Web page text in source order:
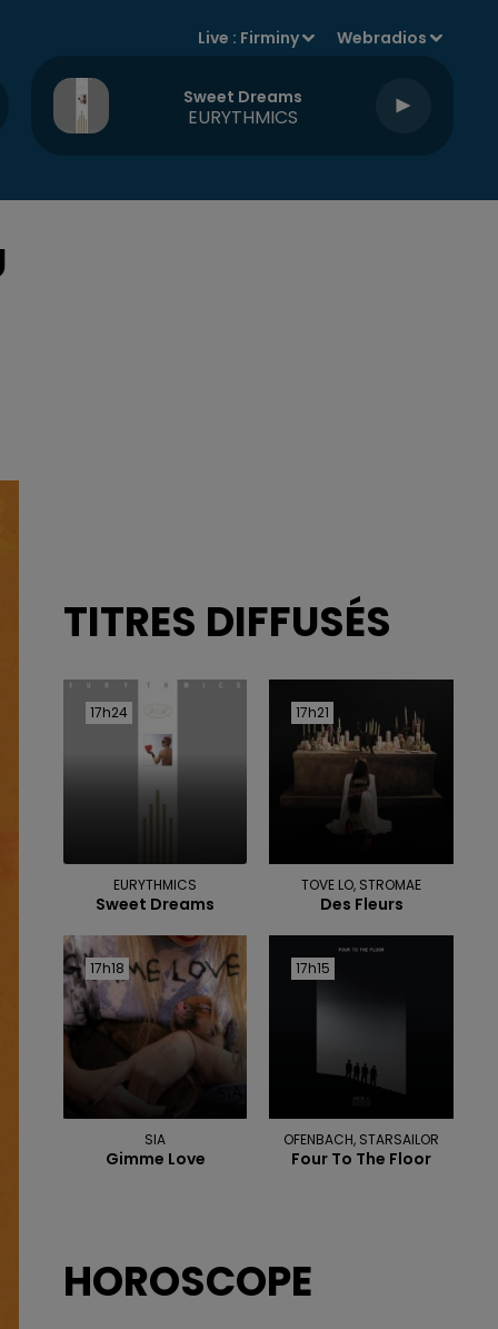
Live : Firminy Webradios
Sweet Dreams
EURYTHMICS
TITRES DIFFUSÉS
17h24
17h24
EURYTHMICS
Sweet Dreams
17h21
17h21
TOVE LO, STROMAE
Des Fleurs
17h18
17h18
SIA
Gimme Love
17h15
17h15
OFENBACH, STARSAILOR
Four To The Floor
HOROSCOPE